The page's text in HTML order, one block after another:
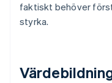
faktiskt behöver
styrka.